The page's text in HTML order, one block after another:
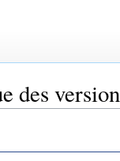
des